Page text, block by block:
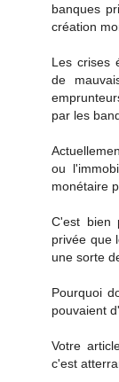
banques
création
Les crises
de
par les
ou
monétaire
C'est bien
privée que
une sorte
Pourquoi
pouvaient
Votre
c'est